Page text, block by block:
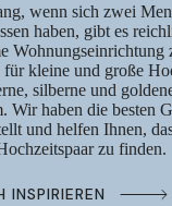
wenn sich zwei
haben, gibt es
Wohnungseinrichtung
für kleine und große
silberne und
Wir haben die besten
und helfen Ihnen,
zu finden.
INSPIRIEREN